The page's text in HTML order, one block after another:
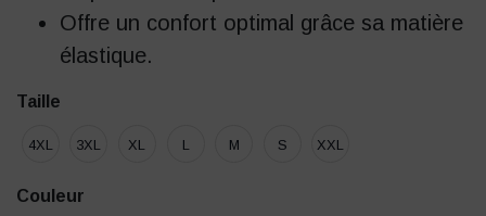
Offre un confort optimal grâce sa matière
élastique.
Taille
4XL 3XL XL L M S XXL
Couleur